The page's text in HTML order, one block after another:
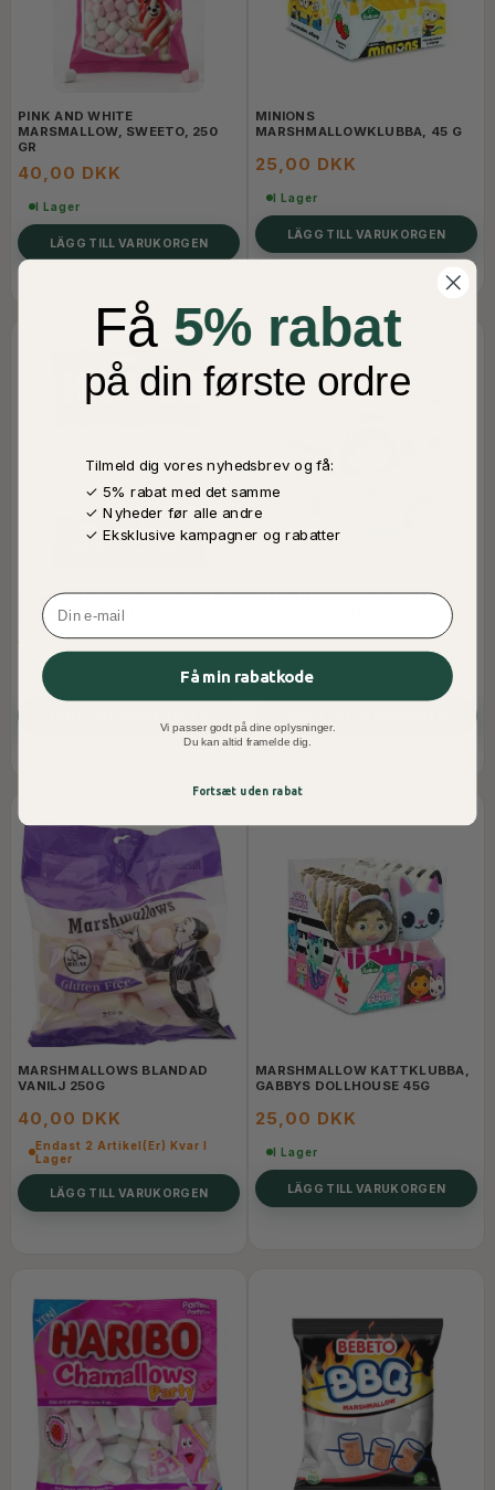
PINK AND WHITE
MARSMALLOW, SWEETO, 250
GR
40,00 DKK
I Lager
LÄGG TILL VARUKORGEN
MINIONS
MARSHMALLOWKLUBBA, 45 G
25,00 DKK
I Lager
LÄGG TILL VARUKORGEN
CHAMALLOWS ROSA OCH VITA
HARIBO 70 GRAM
17,00 DKK
I Lager
MARSHMALLOW DOLL KLUBBA,
25,00 DKK
I Lager
MARSHMALLOWS BLANDAD
VANILJ 250G
40,00 DKK
Endast 2 Artikel(er) Kvar I
Lager
LÄGG TILL VARUKORGEN
MARSHMALLOW KATTKLUBBA,
GABBYS DOLLHOUSE 45G
25,00 DKK
I Lager
LÄGG TILL VARUKORGEN
Få 5% rabat
på din første ordre
Tilmeld dig vores nyhedsbrev og få:
✓ 5% rabat med det samme
✓ Nyheder før alle andre
✓ Eksklusive kampagner og rabatter
Email
Få min rabatkode
Vi passer godt på dine oplysninger.
Du kan altid framelde dig.
Fortsæt uden rabat